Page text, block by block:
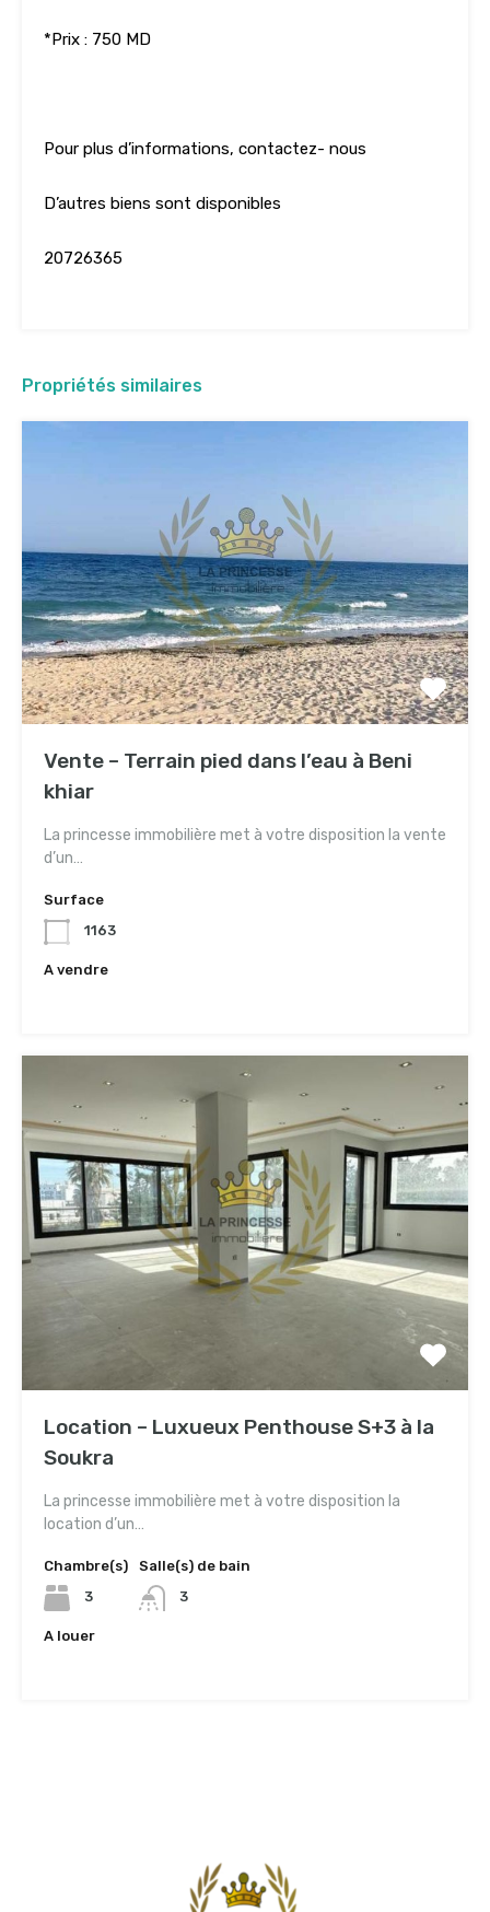
*Prix : 750 MD
Pour plus d’informations, contactez- nous
D’autres biens sont disponibles
20726365
Propriétés similaires
Vente – Terrain pied dans l’eau à Beni
khiar
La princesse immobilière met à votre disposition la vente
d’un…
Surface
1163
A vendre
Location – Luxueux Penthouse S+3 à la
Soukra
La princesse immobilière met à votre disposition la
location d’un…
Chambre(s)
3
Salle(s) de bain
3
A louer